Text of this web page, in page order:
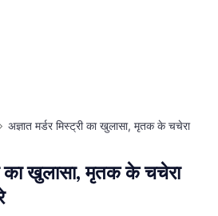
अज्ञात मर्डर मिस्ट्री का खुलासा, मृतक के चचेरा
का खुलासा, मृतक के चचेरा